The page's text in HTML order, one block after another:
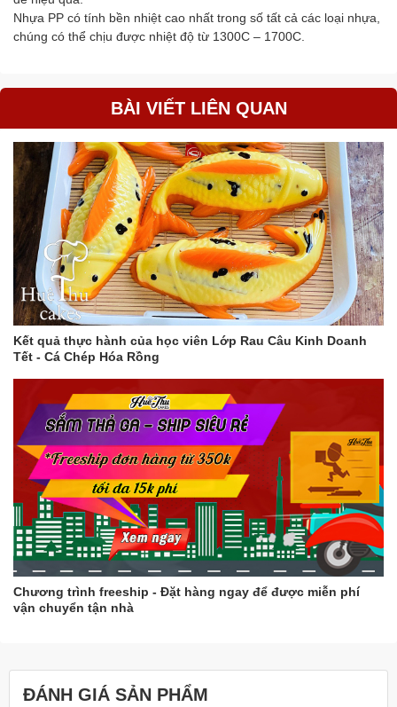
Nhựa PP có tính bền nhiệt cao nhất trong số tất cả các loại nhựa,
chúng có thể chịu được nhiệt độ từ 1300C – 1700C.
BÀI VIẾT LIÊN QUAN
Kết quả thực hành của học viên Lớp Rau Câu Kinh Doanh
Tết - Cá Chép Hóa Rồng
Chương trình freeship - Đặt hàng ngay để được miễn phí
vận chuyển tận nhà
ĐÁNH GIÁ SẢN PHẨM